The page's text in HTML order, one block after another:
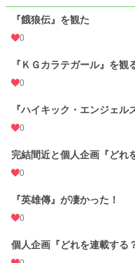
初回公開日時 2026.05.02
週間ポイント
年間ポイント
累計ポイント 4,432 pt
『餓狼伝』を観た
0
『ＫＧカラテガール』を観
0
『ハイキック・エンジェル
0
完結間近と個人企画『どれ
0
『英雄傳』が凄かった！
0
個人企画『どれを連載す